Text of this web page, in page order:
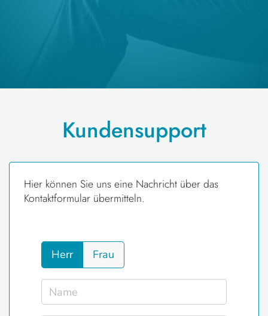
Kundensupport
Hier können Sie uns eine Nachricht über das
Kontaktformular übermitteln.
Herr Frau